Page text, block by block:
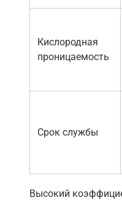
Кислородная
проницаемость
Срок службы
Высокий